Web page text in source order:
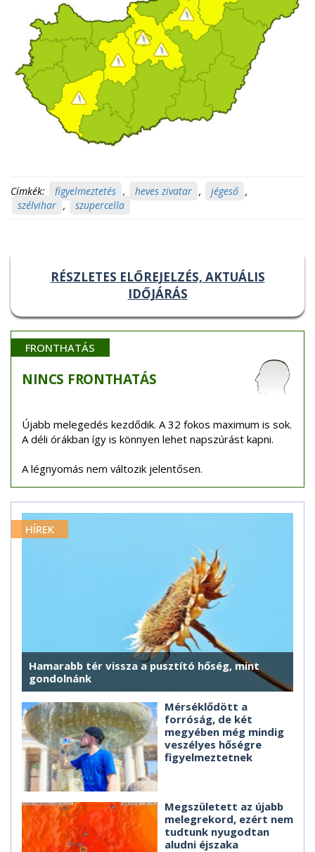
Címkék: figyelmeztetés , heves zivatar , jégeső ,
szélvihar , szupercella
RÉSZLETES ELŐREJELZÉS, AKTUÁLIS
IDŐJÁRÁS
FRONTHATÁS
NINCS FRONTHATÁS
Újabb melegedés kezdődik. A 32 fokos maximum is sok.
A déli órákban így is könnyen lehet napszúrást kapni.
A légnyomás nem változik jelentősen.
HÍREK
Hamarabb tér vissza a pusztító hőség, mint
gondolnánk
Mérséklődött a
forróság, de két
megyében még mindig
veszélyes hőségre
figyelmeztetnek
Megszületett az újabb
melegrekord, ezért nem
tudtunk nyugodtan
aludni éjszaka